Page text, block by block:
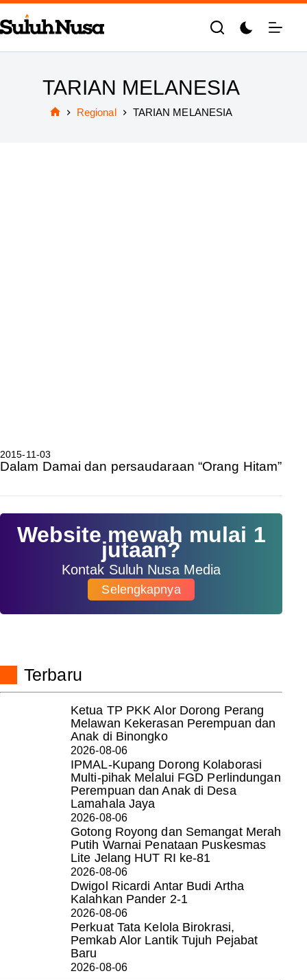
Skip
to
content
TARIAN MELANESIA
Regional TARIAN MELANESIA
2015-11-03
Dalam Damai dan persaudaraan “Orang Hitam”
Website mewah mulai 1
jutaan?
Kontak Suluh Nusa Media
Selengkapnya
Terbaru
Ketua TP PKK Alor Dorong Perang
Melawan Kekerasan Perempuan dan
Anak di Binongko
2026-08-06
IPMAL-Kupang Dorong Kolaborasi
Multi-pihak Melalui FGD Perlindungan
Perempuan dan Anak di Desa
Lamahala Jaya
2026-08-06
Gotong Royong dan Semangat Merah
Putih Warnai Penataan Puskesmas
Lite Jelang HUT RI ke-81
2026-08-06
Dwigol Ricardi Antar Budi Artha
Kalahkan Pander 2-1
2026-08-06
Perkuat Tata Kelola Birokrasi,
Pemkab Alor Lantik Tujuh Pejabat
Baru
2026-08-06